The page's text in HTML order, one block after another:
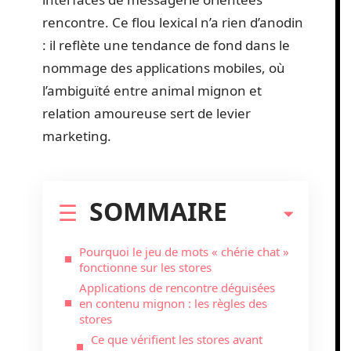
rencontre. Ce flou lexical n’a rien d’anodin
: il reflète une tendance de fond dans le
nommage des applications mobiles, où
l’ambiguïté entre animal mignon et
relation amoureuse sert de levier
marketing.
SOMMAIRE
Pourquoi le jeu de mots « chérie chat »
fonctionne sur les stores
Applications de rencontre déguisées
en contenu mignon : les règles des
stores
Ce que vérifient les stores avant